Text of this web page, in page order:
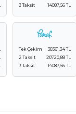
3 Taksit
14087,56 TL
Tek Çekim
38361,34 TL
2 Taksit
20720,88 TL
3 Taksit
14087,56 TL